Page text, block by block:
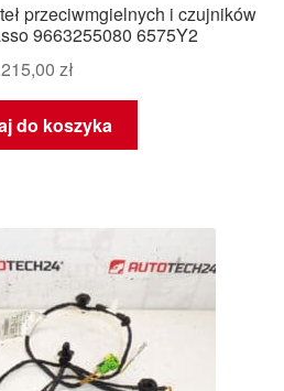
przeciwmgielnych i czujników
9663255080 6575Y2
215,00 zł
do koszyka